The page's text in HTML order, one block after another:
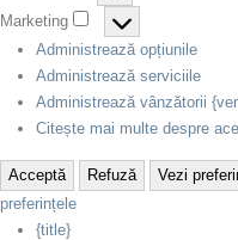
Marketing
Administrează opțiunile
Administrează serviciile
Administrează vânzătorii
Citește mai multe despre
Acceptă Refuză Vezi
preferințele
{title}